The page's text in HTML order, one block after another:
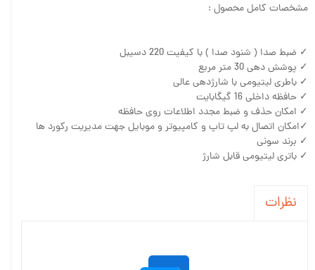
مشخصات کامل محصول :
✓ ضبط صدا ( شنود صدا ) با کیفیت 220 دسیبل
✓ پوشش دهی 30 متر مربع
✓ باطری لیتیومی با شارژدهی عالی
✓ حافظه داخلی 16 گیگابایت
✓ امکان حذف و ضبط مجدد اطلاعات روی حافظه
✓امکان اتصال به لپ تاپ و کامپیوتر و موبایل جهت مدیریت رکورد ها
✓ برند سونی
✓ باتری لیتیومی قابل شارژ
نظرات